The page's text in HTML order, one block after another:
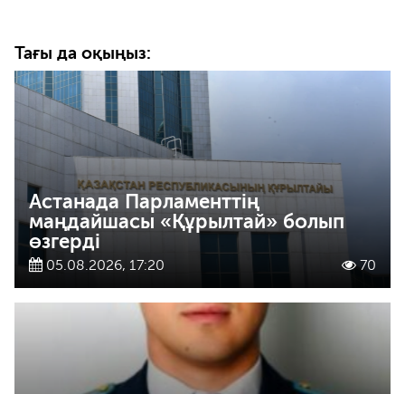
Тағы да оқыңыз:
Астанада Парламенттің
маңдайшасы «Құрылтай» болып
өзгерді
05.08.2026, 17:20 70